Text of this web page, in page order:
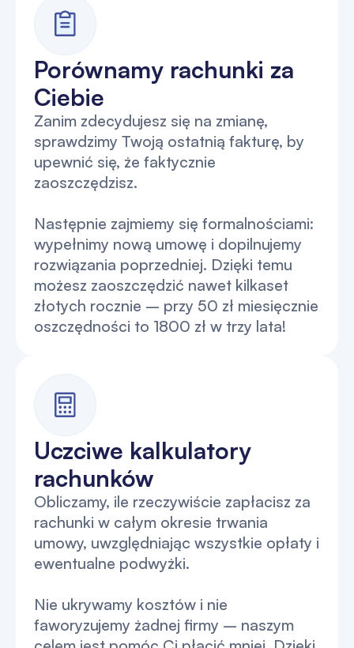
Porównamy rachunki za
Ciebie
Zanim zdecydujesz się na zmianę,
sprawdzimy Twoją ostatnią fakturę, by
upewnić się, że faktycznie
zaoszczędzisz.
Następnie zajmiemy się formalnościami:
wypełnimy nową umowę i dopilnujemy
rozwiązania poprzedniej. Dzięki temu
możesz zaoszczędzić nawet kilkaset
złotych rocznie – przy 50 zł miesięcznie
oszczędności to 1800 zł w trzy lata!
Uczciwe kalkulatory
rachunków
Obliczamy, ile rzeczywiście zapłacisz za
rachunki w całym okresie trwania
umowy, uwzględniając wszystkie opłaty i
ewentualne podwyżki.
Nie ukrywamy kosztów i nie
faworyzujemy żadnej firmy – naszym